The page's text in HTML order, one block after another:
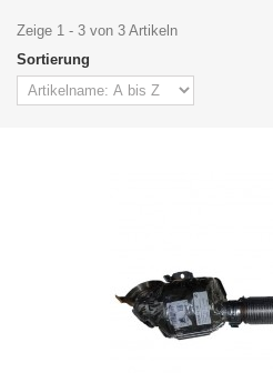
Zeige 1 - 3 von 3 Artikeln
Sortierung